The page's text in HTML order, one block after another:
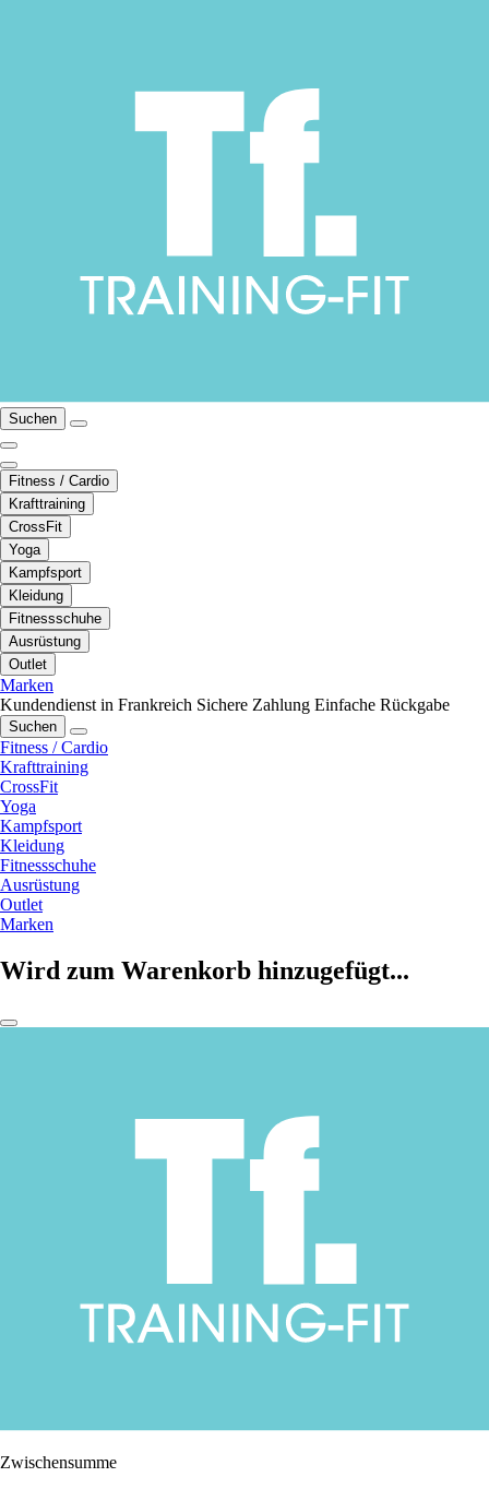
Suchen
Fitness / Cardio
Krafttraining
CrossFit
Yoga
Kampfsport
Kleidung
Fitnessschuhe
Ausrüstung
Outlet
Marken
Kundendienst in Frankreich Sichere Zahlung Einfache Rückgabe
Suchen
Fitness / Cardio
Krafttraining
CrossFit
Yoga
Kampfsport
Kleidung
Fitnessschuhe
Ausrüstung
Outlet
Marken
Wird zum Warenkorb hinzugefügt...
Zwischensumme